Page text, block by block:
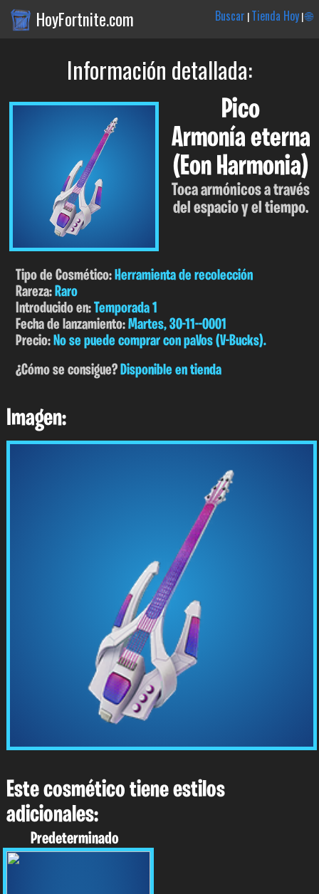
HoyFortnite.com Buscar |Tienda Hoy|🌐
Información detallada:
Pico
Armonía eterna
(Eon Harmonia)
Toca armónicos a través
del espacio y el tiempo.
Tipo de Cosmético:Herramienta de recolección
Rareza:Raro
Introducido en:Temporada 1
Fecha de lanzamiento:Martes, 30-11--0001
Precio:No se puede comprar con paVos (V-Bucks).
¿Cómo se consigue?Disponible en tienda
Imagen:
Este cosmético tiene estilos
adicionales:
Predeterminado